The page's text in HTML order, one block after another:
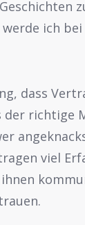
ich
dass
der richtige
viel